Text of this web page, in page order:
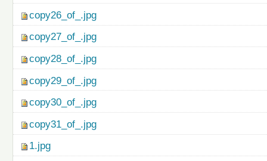
copy26_of_.jpg
copy27_of_.jpg
copy28_of_.jpg
copy29_of_.jpg
copy30_of_.jpg
copy31_of_.jpg
1.jpg